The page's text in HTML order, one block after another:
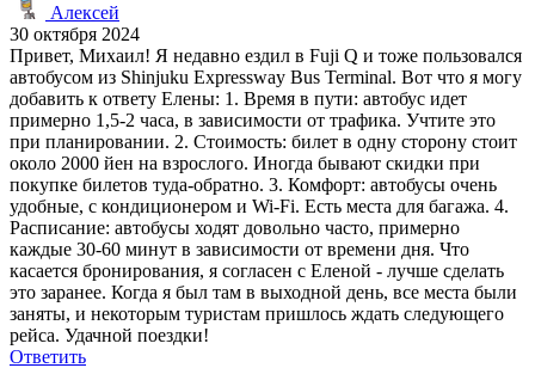
Алексей
30 октября 2024
Привет, Михаил! Я недавно ездил в Fuji Q и тоже пользовался
автобусом из Shinjuku Expressway Bus Terminal. Вот что я могу
добавить к ответу Елены: 1. Время в пути: автобус идет
примерно 1,5-2 часа, в зависимости от трафика. Учтите это
при планировании. 2. Стоимость: билет в одну сторону стоит
около 2000 йен на взрослого. Иногда бывают скидки при
покупке билетов туда-обратно. 3. Комфорт: автобусы очень
удобные, с кондиционером и Wi-Fi. Есть места для багажа. 4.
Расписание: автобусы ходят довольно часто, примерно
каждые 30-60 минут в зависимости от времени дня. Что
касается бронирования, я согласен с Еленой - лучше сделать
это заранее. Когда я был там в выходной день, все места были
заняты, и некоторым туристам пришлось ждать следующего
рейса. Удачной поездки!
Ответить